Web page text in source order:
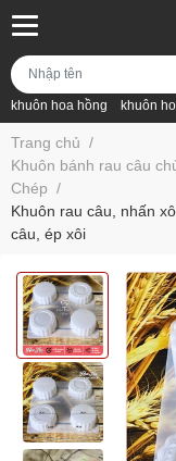
khuôn hoa hồng khuôn
Trang chủ /
Khuôn bánh rau câu
Chép /
Khuôn rau câu, nhấn
câu, ép xôi